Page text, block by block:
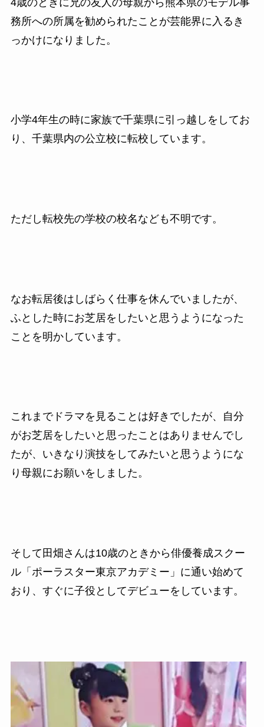
務所への所属を勧められたことが芸能界に入るき
っかけになりました。
小学4年生の時に家族で千葉県に引っ越しをしてお
り、千葉県内の公立校に転校しています。
ただし転校先の学校の校名なども不明です。
なお転居後はしばらく仕事を休んでいましたが、
ふとした時にお芝居をしたいと思うようになった
ことを明かしています。
これまでドラマを見ることは好きでしたが、自分
がお芝居をしたいと思ったことはありませんでし
たが、いきなり演技をしてみたいと思うようにな
り母親にお願いをしました。
そして田畑さんは10歳のときから俳優養成スクー
ル「ポーラスター東京アカデミー」に通い始めて
おり、すぐに子役としてデビューをしています。